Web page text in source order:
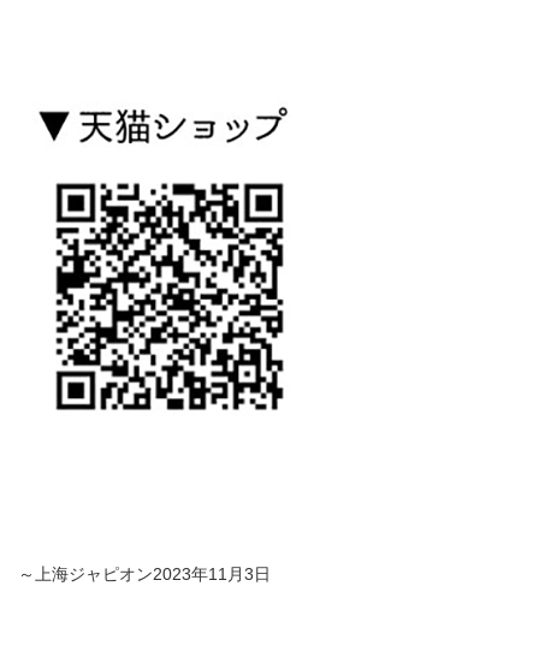
～上海ジャピオン2023年11月3日